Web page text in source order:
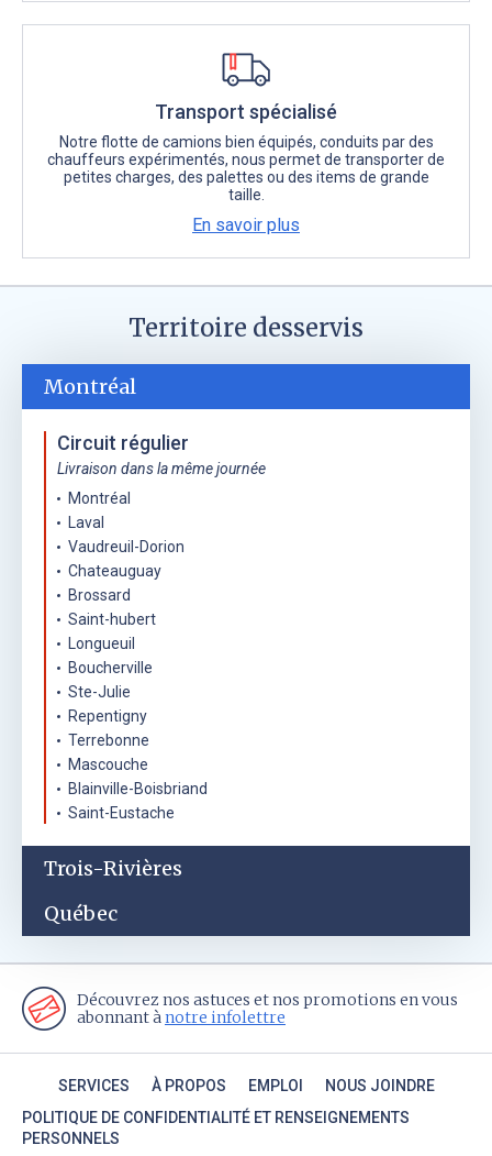
Transport spécialisé
Notre flotte de camions bien équipés, conduits par des
chauffeurs expérimentés, nous permet de transporter de
petites charges, des palettes ou des items de grande
taille.
En savoir plus
Territoire desservis
Montréal
Circuit régulier
Livraison dans la même journée
Montréal
Laval
Vaudreuil-Dorion
Chateauguay
Brossard
Saint-hubert
Longueuil
Boucherville
Ste-Julie
Repentigny
Terrebonne
Mascouche
Blainville-Boisbriand
Saint-Eustache
Trois-Rivières
Québec
Découvrez nos astuces et nos promotions en vous
abonnant ànotre infolettre
SERVICES À PROPOS EMPLOI
NOUS JOINDRE
POLITIQUE DE CONFIDENTIALITÉ ET RENSEIGNEMENTS
PERSONNELS